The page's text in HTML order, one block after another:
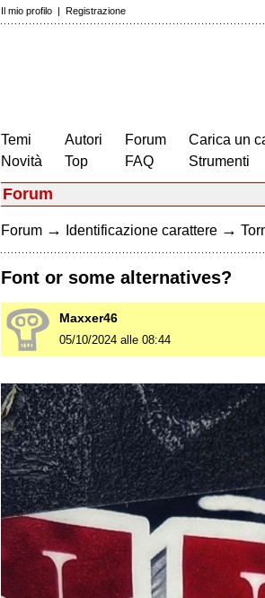
Il mio profilo | Registrazione
Temi
Novità
Autori
Top
Forum
FAQ
Carica un
Strumenti
Forum
Forum → Identificazione carattere →
Font or some alternatives?
Maxxer46
05/10/2024 alle 08:44